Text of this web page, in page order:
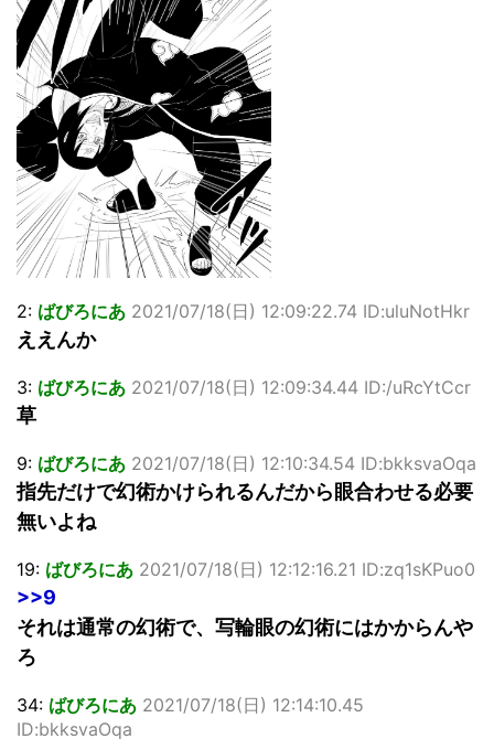
2: ばびろにあ 2021/07/18(日) 12:09:22.74 ID:uluNotHkr
ええんか
3: ばびろにあ 2021/07/18(日) 12:09:34.44 ID:/uRcYtCcr
草
9: ばびろにあ 2021/07/18(日) 12:10:34.54 ID:bkksvaOqa
指先だけで幻術かけられるんだから眼合わせる必要
無いよね
19: ばびろにあ 2021/07/18(日) 12:12:16.21 ID:zq1sKPuo0
>>9
それは通常の幻術で、写輪眼の幻術にはかからんや
ろ
34: ばびろにあ 2021/07/18(日) 12:14:10.45
ID:bkksvaOqa